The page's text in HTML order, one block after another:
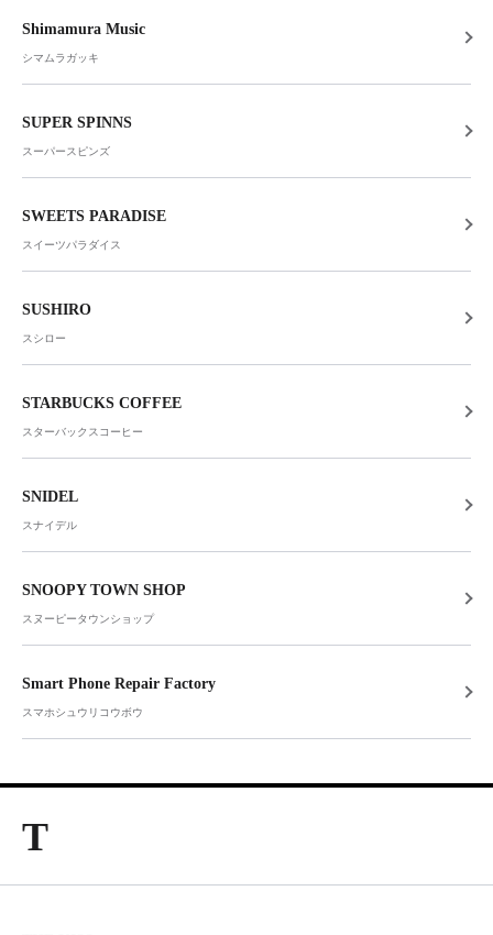
Shimamura Music
シマムラガッキ
SUPER SPINNS
スーパースピンズ
SWEETS PARADISE
スイーツパラダイス
SUSHIRO
スシロー
STARBUCKS COFFEE
スターバックスコーヒー
SNIDEL
スナイデル
SNOOPY TOWN SHOP
スヌーピータウンショップ
Smart Phone Repair Factory
スマホシュウリコウボウ
T